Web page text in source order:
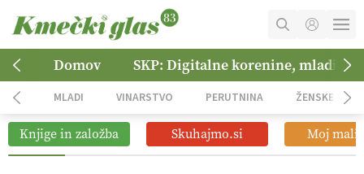
MOJ RAČUN
NAROČITE SE
OGLASNO TRŽENJE
Domov SKP: Digitalne korenine, mladi
MLADI VINARSTVO PERUTNINA ŽENSKE
Knjige in založba Skuhajmo.si Moj mali